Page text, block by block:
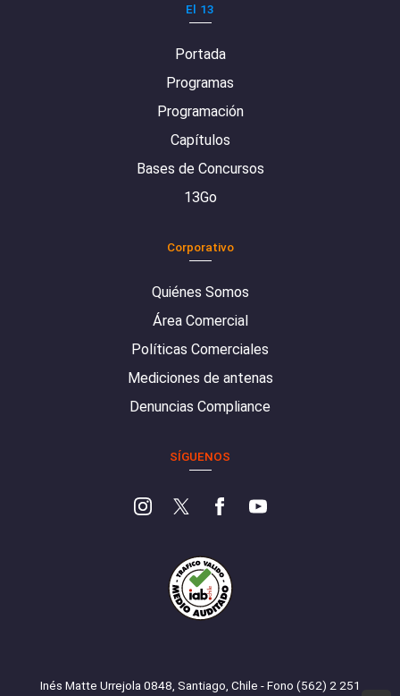
El 13
Portada
Programas
Programación
Capítulos
Bases de Concursos
13Go
Corporativo
Quiénes Somos
Área Comercial
Políticas Comerciales
Mediciones de antenas
Denuncias Compliance
SÍGUENOS
Inés Matte Urrejola 0848, Santiago, Chile - Fono (562) 2 251